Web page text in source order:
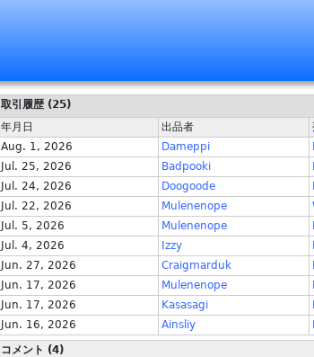
取引履歴 (25)
年月日
出品者
Aug. 1, 2026
Dameppi
Jul. 25, 2026
Badpooki
Jul. 24, 2026
Doogoode
Jul. 22, 2026
Mulenenope
Jul. 5, 2026
Mulenenope
Jul. 4, 2026
Izzy
Jun. 27, 2026
Craigmarduk
Jun. 17, 2026
Mulenenope
Jun. 17, 2026
Kasasagi
Jun. 16, 2026
Ainsliy
コメント (4)